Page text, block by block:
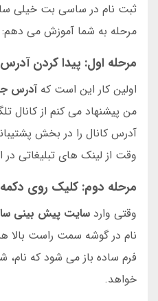
ثبت نام در ساسی بت خیلی
مرحله به شما آموزش می دهم:
مرحله اول: پیدا کردن
اولین کار این است که آدرس
من پیشنهاد می کنم از کانال
آدرس کانال را در بخش
وقت از لینک های تبلیغاتی در
مرحله دوم: کلیک روی
وقتی وارد سایت پیش بینی
نام در گوشه سمت راست
فرم ساده باز می شود که نام،
خواهد.